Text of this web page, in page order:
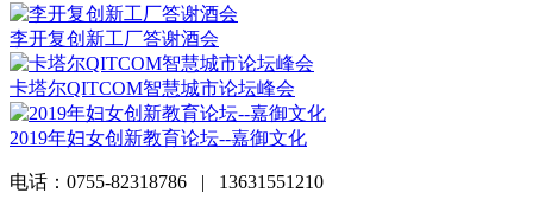
李开复创新工厂答谢酒会
卡塔尔QITCOM智慧城市论坛峰会
2019年妇女创新教育论坛--嘉御文化
电话：0755-82318786 | 13631551210